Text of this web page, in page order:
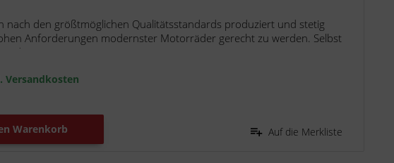
nach den größtmöglichen Qualitätsstandards produziert und stetig
Anforderungen modernster Motorräder gerecht zu werden. Selbst
Versandkosten
Warenkorb Auf die Merkliste